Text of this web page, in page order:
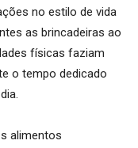
no estilo de vida
as brincadeiras ao
físicas faziam
o tempo dedicado
alimentos